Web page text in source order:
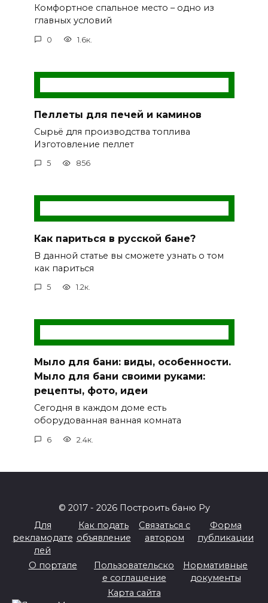
Комфортное спальное место – одно из
главных условий
0 1.6к.
Пеллеты для печей и каминов
Сырьё для производства топлива
Изготовление пеллет
5 856
Как париться в русской бане?
В данной статье вы сможете узнать о том
как париться
5 1.2к.
Мыло для бани: виды, особенности.
Мыло для бани своими руками:
рецепты, фото, идеи
Сегодня в каждом доме есть
оборудованная ванная комната
6 2.4к.
© 2017 - 2026 Построить баню Ру
Для
рекламодате
лей
Как подать
объявление
Связаться с
автором
Форма
публикации
О портале
Пользовательско
е соглашение
Нормативные
документы
Карта сайта